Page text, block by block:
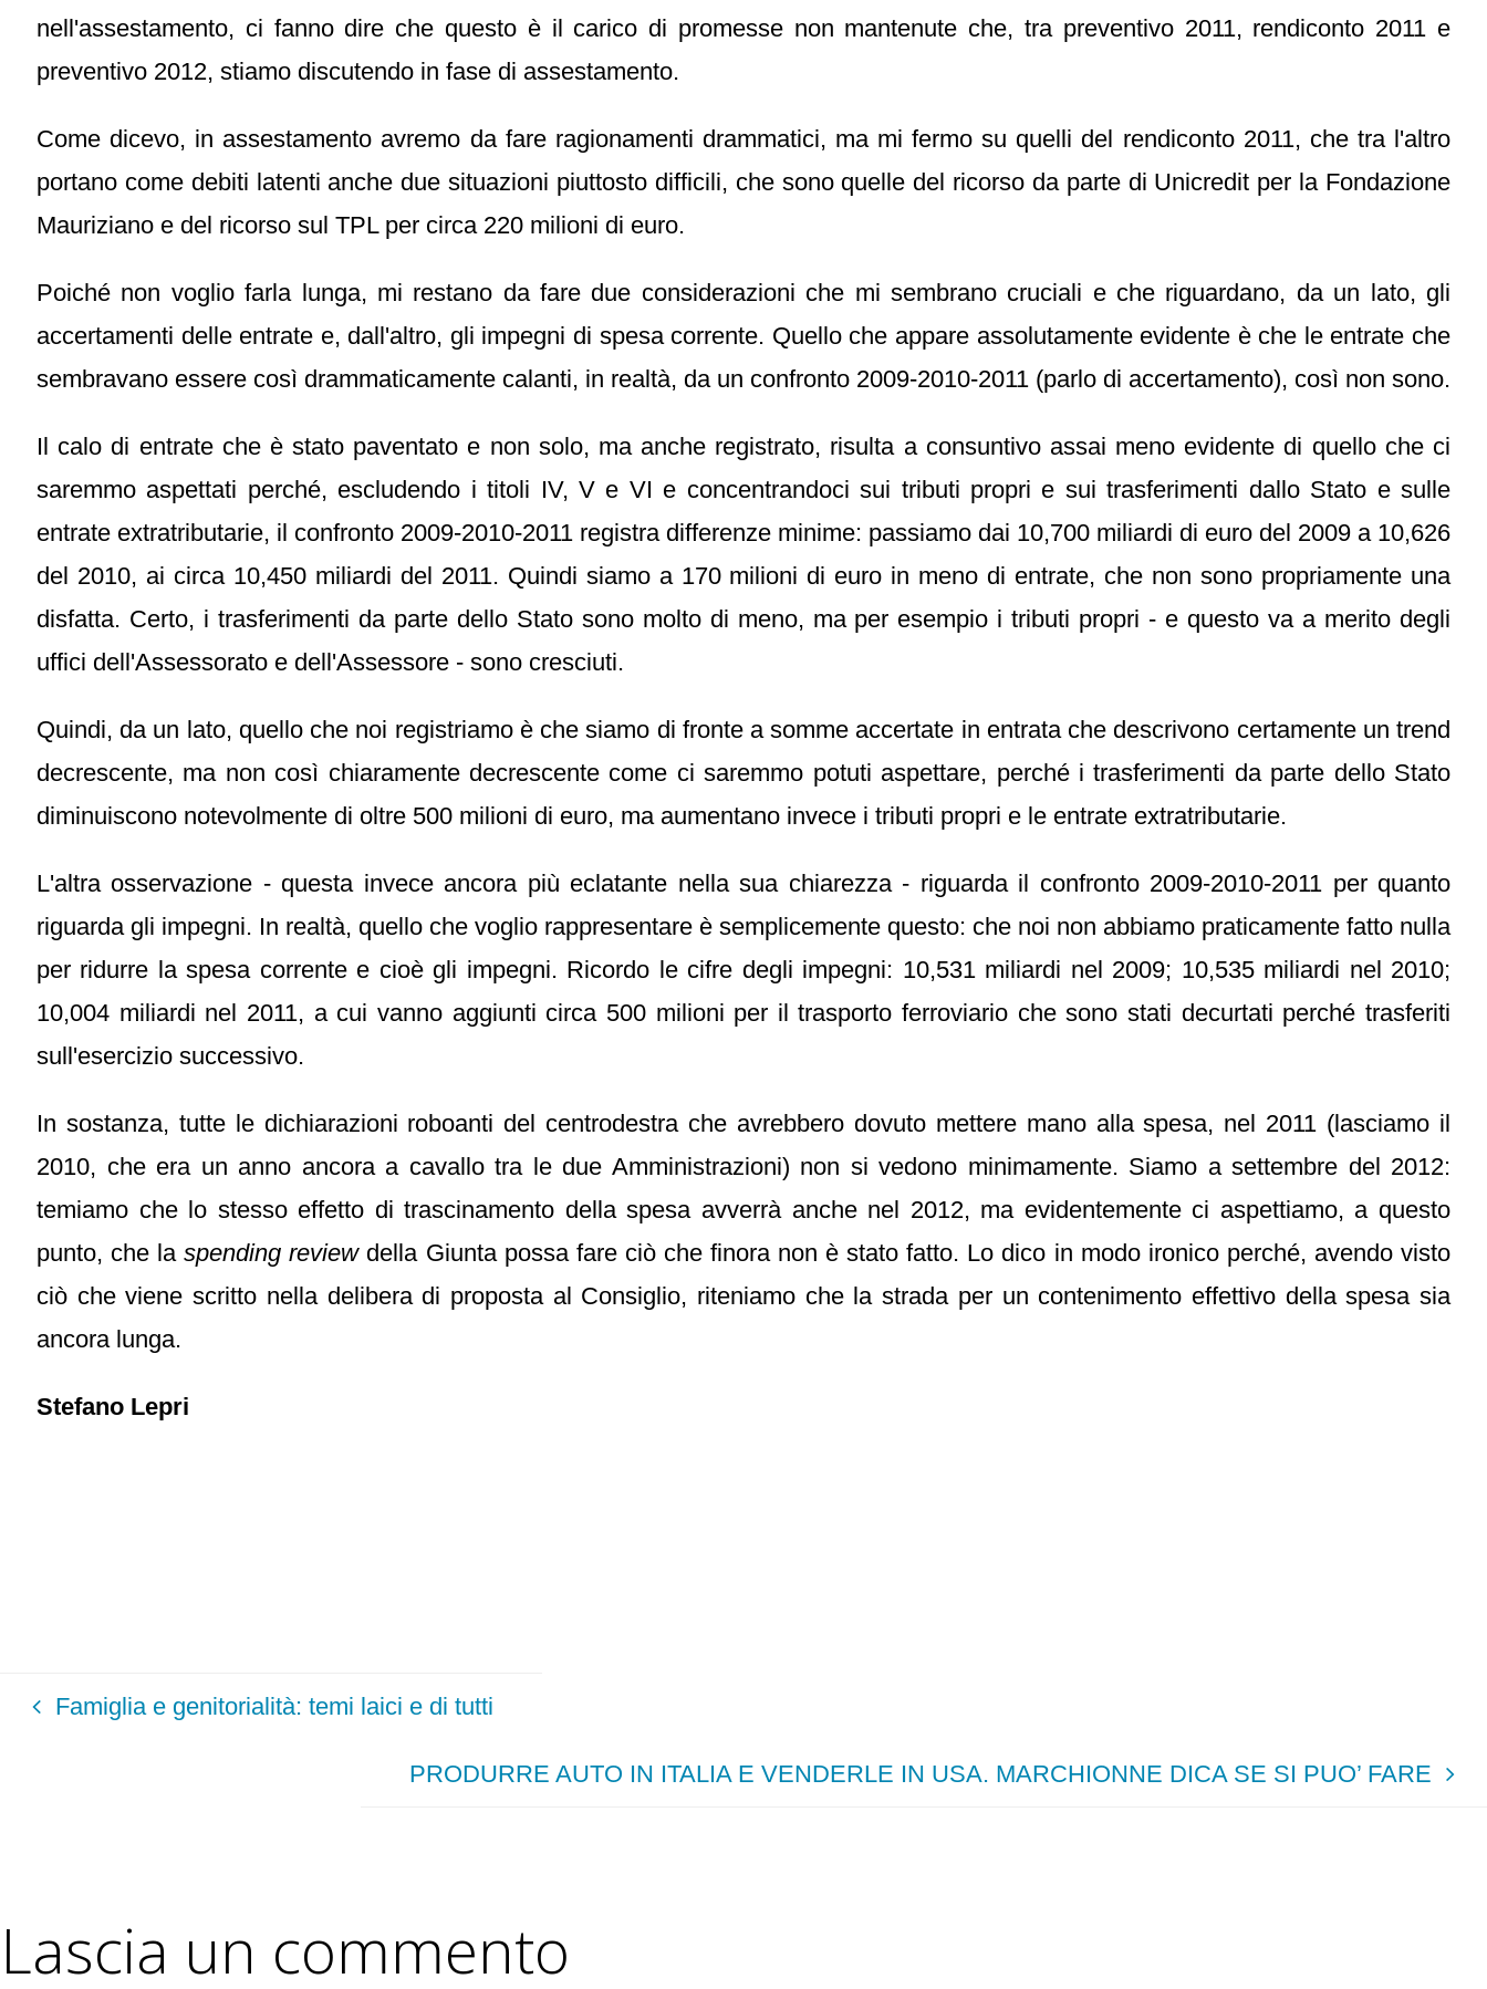
nell'assestamento, ci fanno dire che questo è il carico di promesse non mantenute che, tra preventivo 2011, rendiconto 2011 e
preventivo 2012, stiamo discutendo in fase di assestamento.
Come dicevo, in assestamento avremo da fare ragionamenti drammatici, ma mi fermo su quelli del rendiconto 2011, che tra l'altro
portano come debiti latenti anche due situazioni piuttosto difficili, che sono quelle del ricorso da parte di Unicredit per la Fondazione
Mauriziano e del ricorso sul TPL per circa 220 milioni di euro.
Poiché non voglio farla lunga, mi restano da fare due considerazioni che mi sembrano cruciali e che riguardano, da un lato, gli
accertamenti delle entrate e, dall'altro, gli impegni di spesa corrente. Quello che appare assolutamente evidente è che le entrate che
sembravano essere così drammaticamente calanti, in realtà, da un confronto 2009-2010-2011 (parlo di accertamento), così non sono.
Il calo di entrate che è stato paventato e non solo, ma anche registrato, risulta a consuntivo assai meno evidente di quello che ci
saremmo aspettati perché, escludendo i titoli IV, V e VI e concentrandoci sui tributi propri e sui trasferimenti dallo Stato e sulle
entrate extratributarie, il confronto 2009-2010-2011 registra differenze minime: passiamo dai 10,700 miliardi di euro del 2009 a 10,626
del 2010, ai circa 10,450 miliardi del 2011. Quindi siamo a 170 milioni di euro in meno di entrate, che non sono propriamente una
disfatta. Certo, i trasferimenti da parte dello Stato sono molto di meno, ma per esempio i tributi propri - e questo va a merito degli
uffici dell'Assessorato e dell'Assessore - sono cresciuti.
Quindi, da un lato, quello che noi registriamo è che siamo di fronte a somme accertate in entrata che descrivono certamente un trend
decrescente, ma non così chiaramente decrescente come ci saremmo potuti aspettare, perché i trasferimenti da parte dello Stato
diminuiscono notevolmente di oltre 500 milioni di euro, ma aumentano invece i tributi propri e le entrate extratributarie.
L'altra osservazione - questa invece ancora più eclatante nella sua chiarezza - riguarda il confronto 2009-2010-2011 per quanto
riguarda gli impegni. In realtà, quello che voglio rappresentare è semplicemente questo: che noi non abbiamo praticamente fatto nulla
per ridurre la spesa corrente e cioè gli impegni. Ricordo le cifre degli impegni: 10,531 miliardi nel 2009; 10,535 miliardi nel 2010;
10,004 miliardi nel 2011, a cui vanno aggiunti circa 500 milioni per il trasporto ferroviario che sono stati decurtati perché trasferiti
sull'esercizio successivo.
In sostanza, tutte le dichiarazioni roboanti del centrodestra che avrebbero dovuto mettere mano alla spesa, nel 2011 (lasciamo il
2010, che era un anno ancora a cavallo tra le due Amministrazioni) non si vedono minimamente. Siamo a settembre del 2012:
temiamo che lo stesso effetto di trascinamento della spesa avverrà anche nel 2012, ma evidentemente ci aspettiamo, a questo
punto, che laspending reviewdella Giunta possa fare ciò che finora non è stato fatto. Lo dico in modo ironico perché, avendo visto
ciò che viene scritto nella delibera di proposta al Consiglio, riteniamo che la strada per un contenimento effettivo della spesa sia
ancora lunga.
Stefano Lepri
Famiglia e genitorialità: temi laici e di tutti
PRODURRE AUTO IN ITALIA E VENDERLE IN USA. MARCHIONNE DICA SE SI PUO’ FARE
Lascia un commento